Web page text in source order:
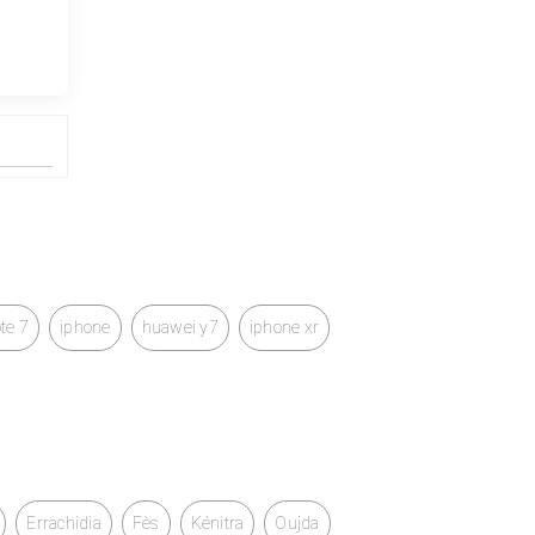
7 iphone huawei y7 iphone xr
Errachidia Fès Kénitra Oujda